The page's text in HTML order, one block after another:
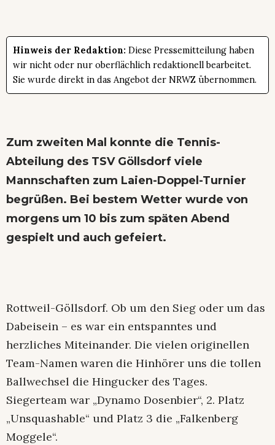
Hinweis der Redaktion: Diese Pressemitteilung haben
wir nicht oder nur oberflächlich redaktionell bearbeitet.
Sie wurde direkt in das Angebot der NRWZ übernommen.
Zum zweiten Mal konnte die Tennis-
Abteilung des TSV Göllsdorf viele
Mannschaften zum Laien-Doppel-Turnier
begrüßen. Bei bestem Wetter wurde von
morgens um 10 bis zum späten Abend
gespielt und auch gefeiert.
Rottweil-Göllsdorf. Ob um den Sieg oder um das
Dabeisein – es war ein entspanntes und
herzliches Miteinander. Die vielen originellen
Team-Namen waren die Hinhörer uns die tollen
Ballwechsel die Hingucker des Tages.
Siegerteam war „Dynamo Dosenbier“, 2. Platz
„Unsquashable“ und Platz 3 die „Falkenberg
Moggele“.